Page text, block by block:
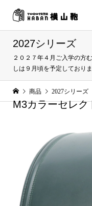
2027シリーズ
２０２７年４月ご入学の方
しは９月頃を予定しておりま
商品 2027シリーズ
M3カラーセレク